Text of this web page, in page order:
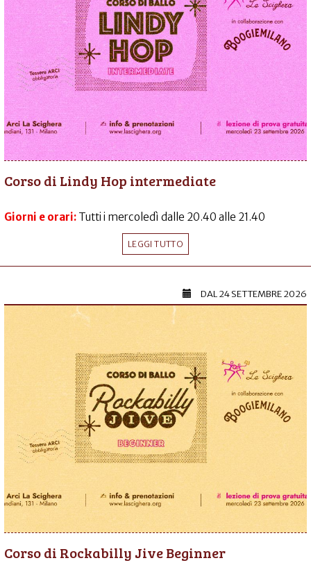
Corso di Lindy Hop intermediate
Giorni e orari: Tutti i mercoledì dalle 20.40 alle 21.40
LEGGI TUTTO
DAL24 SETTEMBRE 2026
Corso di Rockabilly Jive Beginner